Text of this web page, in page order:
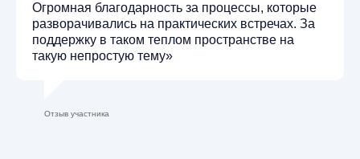
Огромная благодарность за процессы, которые
разворачивались на практических встречах. За
поддержку в таком теплом пространстве на
такую непростую тему»
Отзыв участника